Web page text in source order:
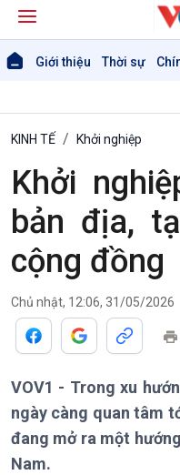
Giới thiệu Thời sự
Giới thiệu
KINH TẾ Khởi nghiệp
Khởi
bản địa,
cộng đồng
Chủ nhật, 12:06, 31/05/2026
VOV1 - Trong xu
ngày càng quan tâm
đang mở ra một
Nam.